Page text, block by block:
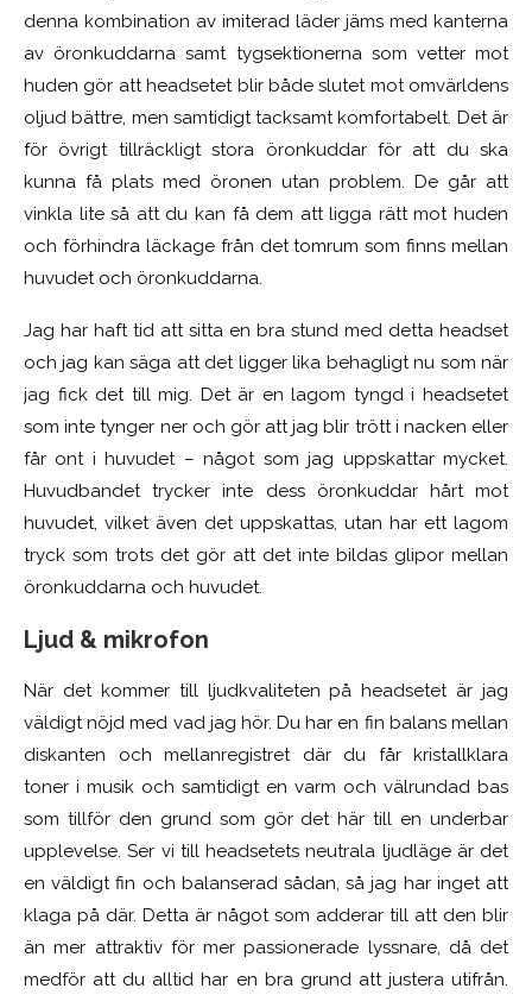
denna kombination av imiterad läder jäms med kanterna
av öronkuddarna samt tygsektionerna som vetter mot
huden gör att headsetet blir både slutet mot omvärldens
oljud bättre, men samtidigt tacksamt komfortabelt. Det är
för övrigt tillräckligt stora öronkuddar för att du ska
kunna få plats med öronen utan problem. De går att
vinkla lite så att du kan få dem att ligga rätt mot huden
och förhindra läckage från det tomrum som finns mellan
huvudet och öronkuddarna.
Jag har haft tid att sitta en bra stund med detta headset
och jag kan säga att det ligger lika behagligt nu som när
jag fick det till mig. Det är en lagom tyngd i headsetet
som inte tynger ner och gör att jag blir trött i nacken eller
får ont i huvudet – något som jag uppskattar mycket.
Huvudbandet trycker inte dess öronkuddar hårt mot
huvudet, vilket även det uppskattas, utan har ett lagom
tryck som trots det gör att det inte bildas glipor mellan
öronkuddarna och huvudet.
Ljud & mikrofon
När det kommer till ljudkvaliteten på headsetet är jag
väldigt nöjd med vad jag hör. Du har en fin balans mellan
diskanten och mellanregistret där du får kristallklara
toner i musik och samtidigt en varm och välrundad bas
som tillför den grund som gör det här till en underbar
upplevelse. Ser vi till headsetets neutrala ljudläge är det
en väldigt fin och balanserad sådan, så jag har inget att
klaga på där. Detta är något som adderar till att den blir
än mer attraktiv för mer passionerade lyssnare, då det
medför att du alltid har en bra grund att justera utifrån.